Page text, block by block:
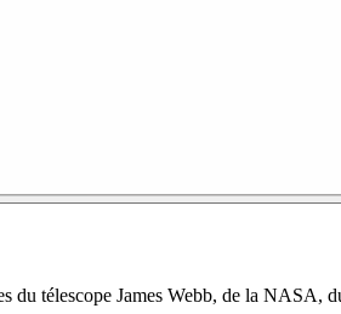
du télescope James Webb, de la NASA,